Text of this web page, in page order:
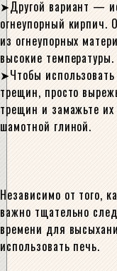
Другой вариант —
огнеупорный кирпич.
из огнеупорных
высокие температуры.
Чтобы
трещин, просто
трещин и замажьте
шамотной глиной.
Независимо от того,
важно тщательно
времени для
использовать печь.